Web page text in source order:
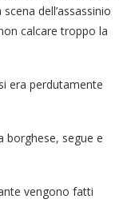
dell’assassinio
calcare troppo la
era perdutamente
borghese, segue e
vengono fatti